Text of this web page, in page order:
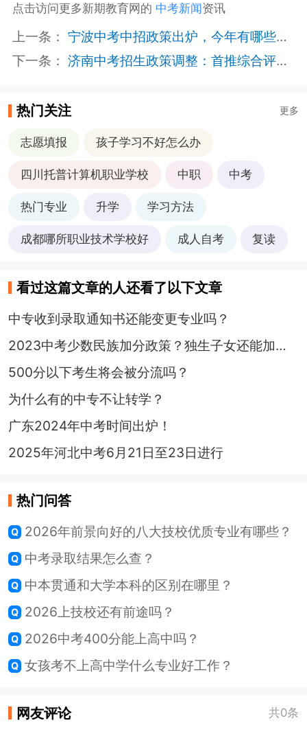
点击访问更多新期教育网的 中考新闻资讯
上一条： 宁波中考中招政策出炉，今年有哪些变和不变？
下一条： 济南中考招生政策调整：首推综合评价招生，统招生志愿扩增至7个
热门关注 更多
志愿填报 孩子学习不好怎么办
四川托普计算机职业学校 中职 中考
热门专业 升学 学习方法
成都哪所职业技术学校好 成人自考 复读
看过这篇文章的人还看了以下文章
中专收到录取通知书还能变更专业吗？
2023中考少数民族加分政策？独生子女还能加分吗？
500分以下考生将会被分流吗？
为什么有的中专不让转学？
广东2024年中考时间出炉！
2025年河北中考6月21日至23日进行
热门问答
2026年前景向好的八大技校优质专业有哪些？
中考录取结果怎么查？
中本贯通和大学本科的区别在哪里？
2026上技校还有前途吗？
2026中考400分能上高中吗？
女孩考不上高中学什么专业好工作？
网友评论 共0条